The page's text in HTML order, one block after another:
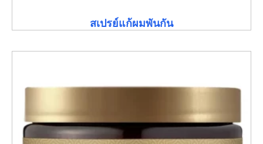
สเปรย์แก้ผมพันกัน